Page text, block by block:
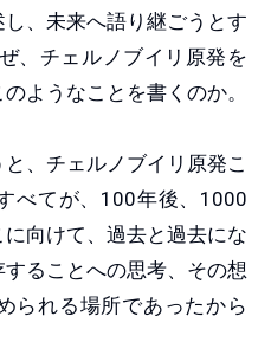
、未来へ語り継ごうとす
、チェルノブイリ原発を
ようなことを書くのか。
、チェルノブイリ原発こ
べてが、100年後、1000
向けて、過去と過去にな
ることへの思考、その想
られる場所であったから